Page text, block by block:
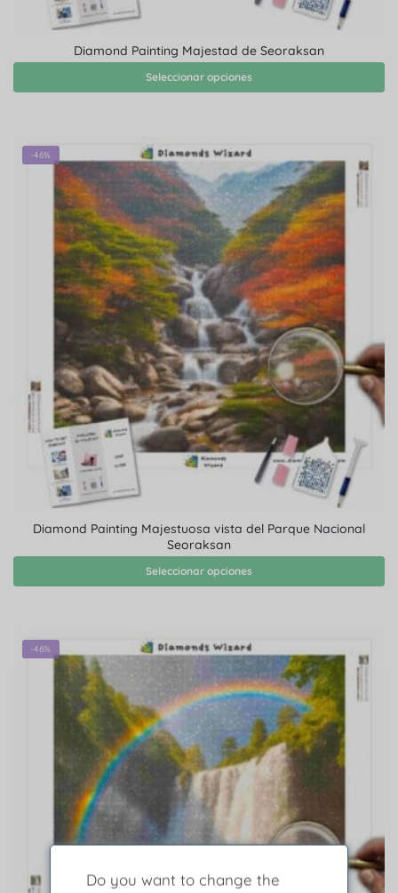
Diamond Painting Majestad de Seoraksan
Seleccionar opciones
-46%
Diamond Painting Majestuosa vista del Parque Nacional
Seoraksan
Seleccionar opciones
-46%
Do you want to change the